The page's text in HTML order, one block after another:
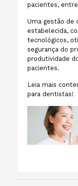
pacientes,
Uma gestão de
estabelecida,
tecnológicos,
segurança do
produtividade
pacientes.
Leia mais
para dentistas!